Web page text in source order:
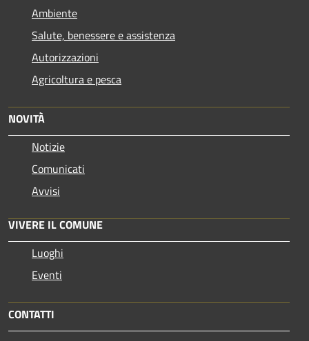
Ambiente
Salute, benessere e assistenza
Autorizzazioni
Agricoltura e pesca
NOVITÀ
Notizie
Comunicati
Avvisi
VIVERE IL COMUNE
Luoghi
Eventi
CONTATTI